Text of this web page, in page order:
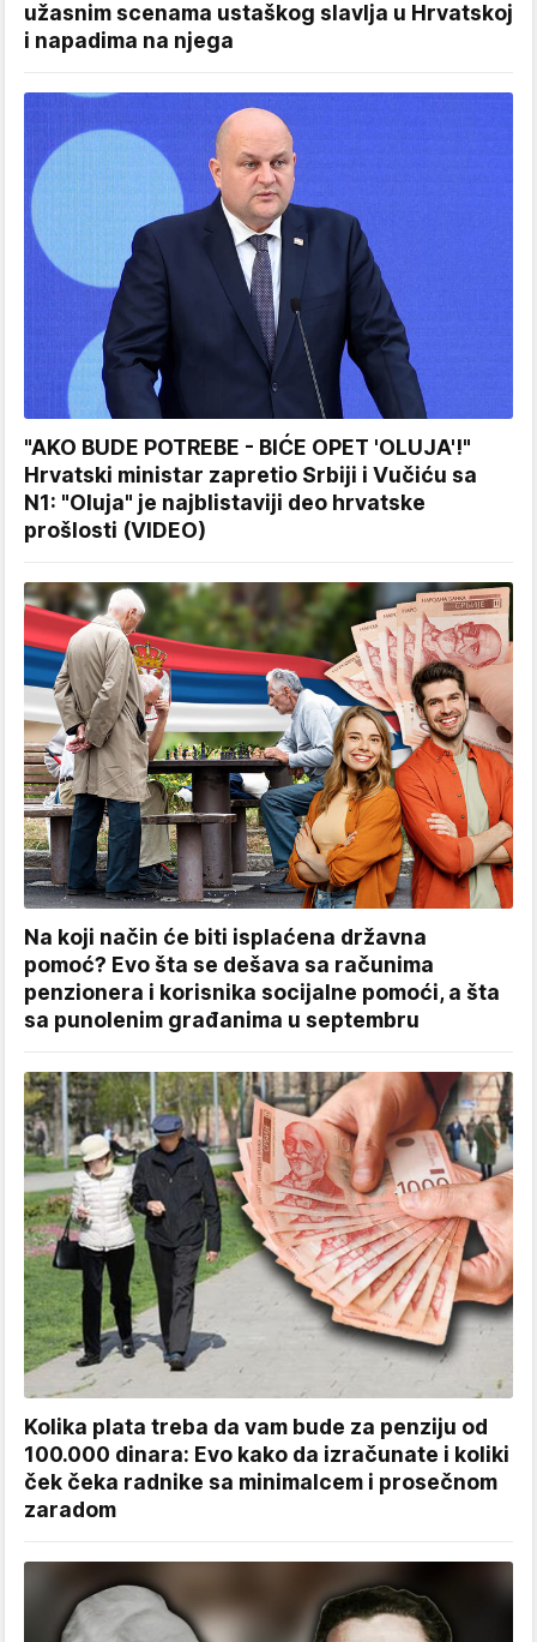
užasnim scenama ustaškog slavlja u Hrvatskoj
i napadima na njega
"AKO BUDE POTREBE - BIĆE OPET 'OLUJA'!"
Hrvatski ministar zapretio Srbiji i Vučiću sa
N1: "Oluja" je najblistaviji deo hrvatske
prošlosti (VIDEO)
Na koji način će biti isplaćena državna
pomoć? Evo šta se dešava sa računima
penzionera i korisnika socijalne pomoći, a šta
sa punolenim građanima u septembru
Kolika plata treba da vam bude za penziju od
100.000 dinara: Evo kako da izračunate i koliki
ček čeka radnike sa minimalcem i prosečnom
zaradom